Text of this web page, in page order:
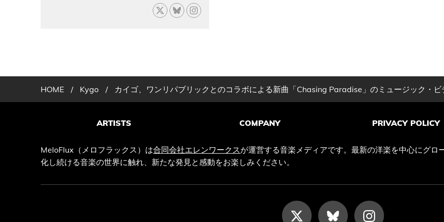
HOME / Kygo / カイゴ、ワンリパブリックとのコラボによる新曲「Chasing Paradise」のミュージック・ビ
ARTISTS COMPANY PRIVACY POLICY
MeloFlux（メロフラックス）は合同会社エレンワークスが運営する音楽メディアです。最新の洋楽を中心にグ
化し続ける音楽の世界に触れ、新たな発見と感動をお楽しみください。